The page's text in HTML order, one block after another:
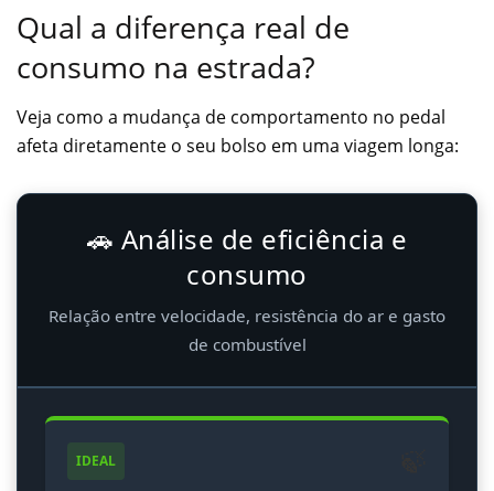
Qual a diferença real de
consumo na estrada?
Veja como a mudança de comportamento no pedal
afeta diretamente o seu bolso em uma viagem longa:
🚗 Análise de eficiência e
consumo
Relação entre velocidade, resistência do ar e gasto
de combustível
IDEAL